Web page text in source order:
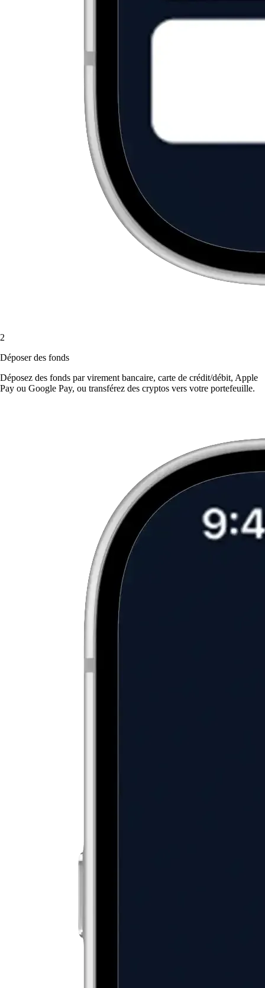
2
Déposer des fonds
Déposez des fonds par virement bancaire, carte de crédit/débit, Apple
Pay ou Google Pay, ou transférez des cryptos vers votre portefeuille.